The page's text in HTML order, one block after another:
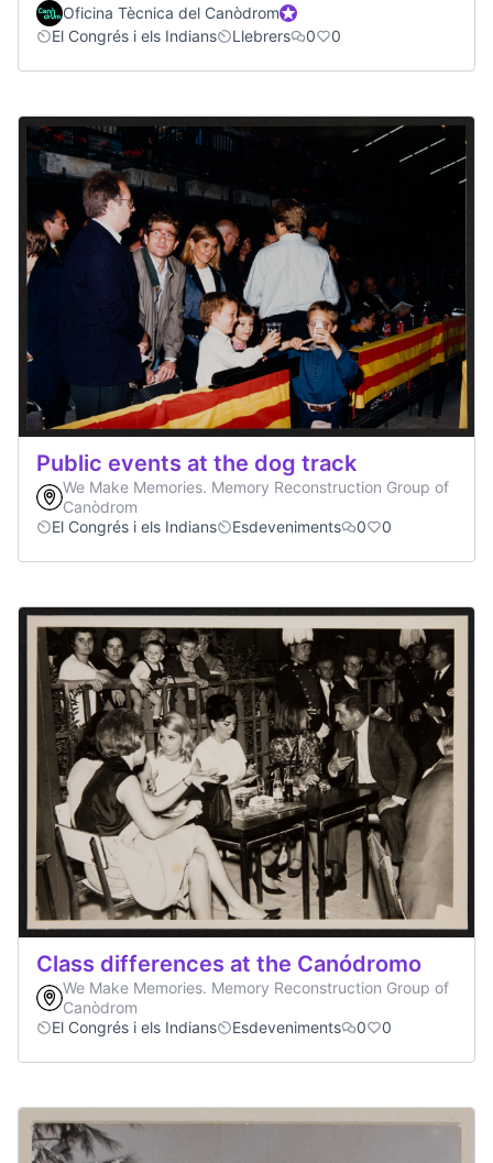
Oficina Tècnica del CanòdromOfficial participant
El Congrés i els Indians
Llebrers 0 0
Public events at the dog track
We Make Memories. Memory Reconstruction Group of
Canòdrom
El Congrés i els Indians
Esdeveniments 0 0
Class differences at the Canódromo
We Make Memories. Memory Reconstruction Group of
Canòdrom
El Congrés i els Indians
Esdeveniments 0 0